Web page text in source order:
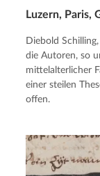
Luzern, Paris,
Diebold
die Autoren, so
mittelalterlicher
einer steilen
offen.